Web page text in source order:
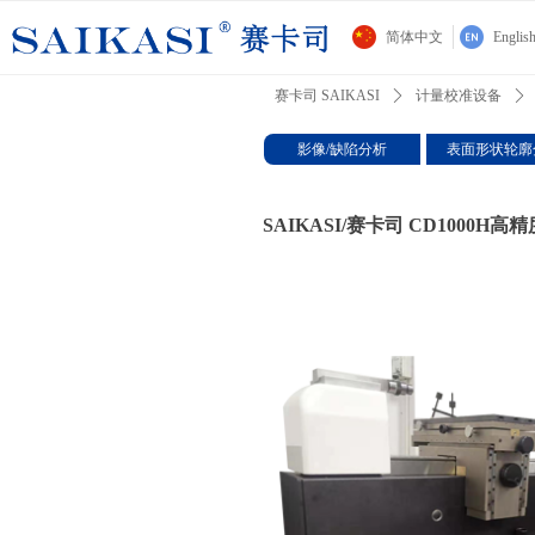
简体中文 English
赛卡司 SAIKASI ꄲ 计量校准设备 ꄲ
SAIKASI/赛卡司 CD1000H高精
影像/缺陷分析 表面形状轮